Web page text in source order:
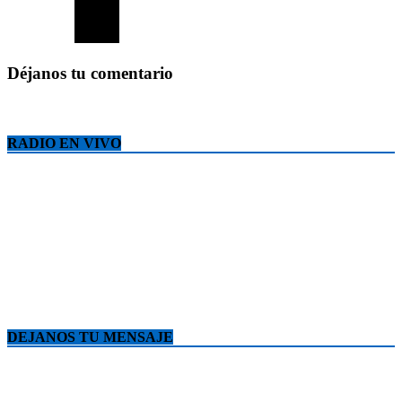
Déjanos tu comentario
RADIO EN VIVO
DEJANOS TU MENSAJE